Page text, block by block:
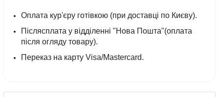
Оплата кур'єру готівкою (при доставці по Києву).
Післясплата у відділенні "Нова Пошта"(оплата
після огляду товару).
Переказ на карту Visa/Mastercard.